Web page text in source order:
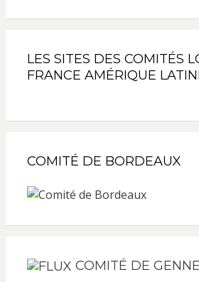
LES SITES DES COMITÉS
FRANCE AMÉRIQUE
COMITÉ DE BORDEAUX
COMITÉ DE